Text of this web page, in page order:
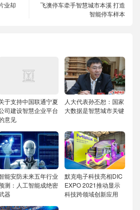
业却
飞澳停车牵手智慧城市本溪 打造
智能停车样本
于支持中国联通宁夏
司建设智慧企业平台
意见
人大代表孙丕恕：国家
大数据是智慧城市关键
能安防未来五年行业
测：人工智能成绝密
器
默克电子科技亮相DIC
EXPO 2021推动显示
科技跨领域创新应用